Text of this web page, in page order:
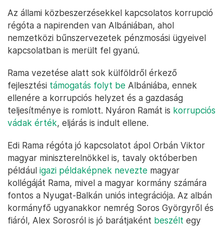
Az állami közbeszerzésekkel kapcsolatos korrupció
régóta a napirenden van Albániában, ahol
nemzetközi bűnszervezetek pénzmosási ügyeivel
kapcsolatban is merült fel gyanú.
Rama vezetése alatt sok külföldről érkező
fejlesztési támogatás folyt be Albániába, ennek
ellenére a korrupciós helyzet és a gazdaság
teljesítménye is romlott. Nyáron Ramát is korrupciós
vádak érték, eljárás is indult ellene.
Edi Rama régóta jó kapcsolatot ápol Orbán Viktor
magyar miniszterelnökkel is, tavaly októberben
például igazi példaképnek nevezte magyar
kollégáját Rama, mivel a magyar kormány számára
fontos a Nyugat-Balkán uniós integrációja. Az albán
kormányfő ugyanakkor nemrég Soros Györgyről és
fiáról, Alex Sorosról is jó barátjaként beszélt egy